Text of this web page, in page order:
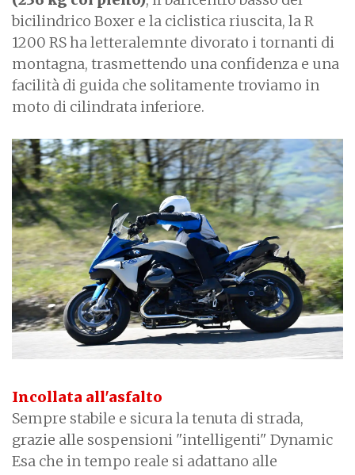
bicilindrico Boxer e la ciclistica riuscita, la R
1200 RS ha letteralemnte divorato i tornanti di
montagna, trasmettendo una confidenza e una
facilità di guida che solitamente troviamo in
moto di cilindrata inferiore.
Incollata all'asfalto
Sempre stabile e sicura la tenuta di strada,
grazie alle sospensioni "intelligenti" Dynamic
Esa che in tempo reale si adattano alle